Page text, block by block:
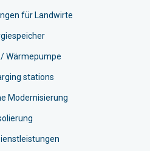
für Landwirte
/ Wärmepumpe
stations​
Modernisierung